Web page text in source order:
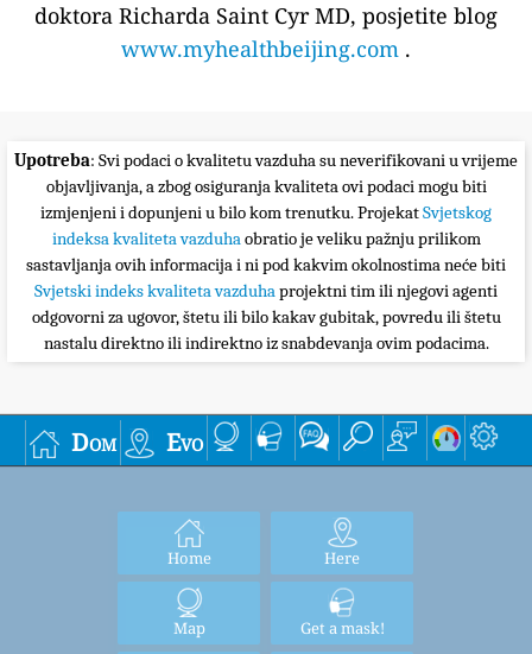
doktora Richarda Saint Cyr MD, posjetite blog
www.myhealthbeijing.com .
Upotreba: Svi podaci o kvalitetu vazduha su neverifikovani u vrijeme
objavljivanja, a zbog osiguranja kvaliteta ovi podaci mogu biti
izmjenjeni i dopunjeni u bilo kom trenutku. ProjekatSvjetskog
indeksa kvaliteta vazduhaobratio je veliku pažnju prilikom
sastavljanja ovih informacija i ni pod kakvim okolnostima neće biti
Svjetski indeks kvaliteta vazduhaprojektni tim ili njegovi agenti
odgovorni za ugovor, štetu ili bilo kakav gubitak, povredu ili štetu
nastalu direktno ili indirektno iz snabdevanja ovim podacima.
Dom Evo
Home Here
Map Get a mask!